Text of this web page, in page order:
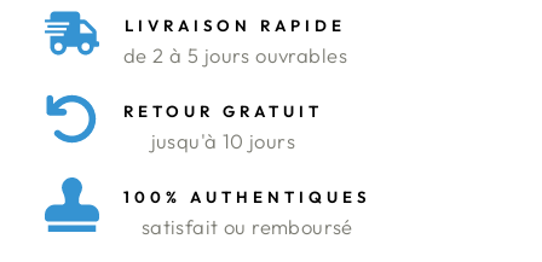
LIVRAISON RAPIDE
de 2 à 5 jours ouvrables
RETOUR GRATUIT
jusqu'à 10 jours
100% AUTHENTIQUES
satisfait ou remboursé